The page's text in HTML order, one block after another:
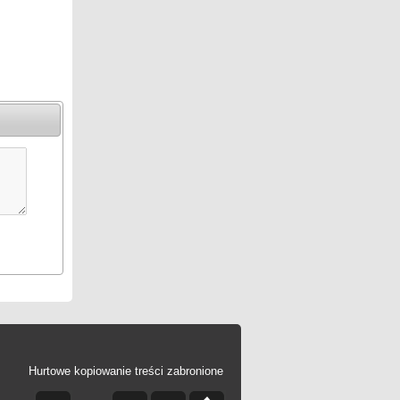
Hurtowe kopiowanie treści zabronione